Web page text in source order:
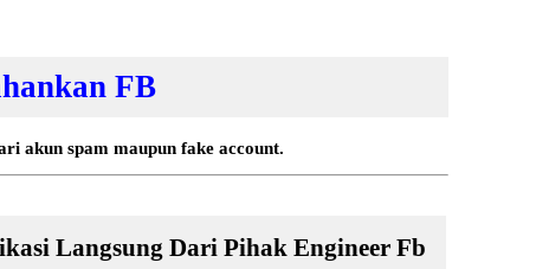
FB
akun spam maupun fake account.
Langsung Dari Pihak Engineer Fb